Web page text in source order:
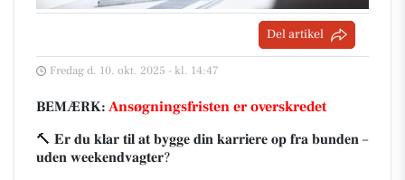
Del artikel
Fredag d. 10. okt. 2025 - kl. 14:47
BEMÆRK: Ansøgningsfristen er overskredet
🔨 𝐄𝐫 𝐝𝐮 𝐤𝐥𝐚𝐫 𝐭𝐢𝐥 𝐚𝐭 𝐛𝐲𝐠𝐠𝐞 𝐝𝐢𝐧 𝐤𝐚𝐫𝐫𝐢𝐞𝐫𝐞 𝐨𝐩 𝐟𝐫𝐚 𝐛𝐮𝐧𝐝𝐞𝐧 –
𝐮𝐝𝐞𝐧 𝐰𝐞𝐞𝐤𝐞𝐧𝐝𝐯𝐚𝐠𝐭𝐞𝐫?